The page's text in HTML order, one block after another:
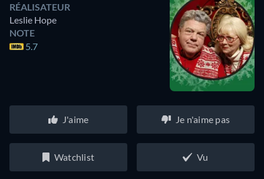
RÉALISATEUR
Leslie Hope
NOTE
5.7
J'aime Je n'aime pas
Watchlist Vu